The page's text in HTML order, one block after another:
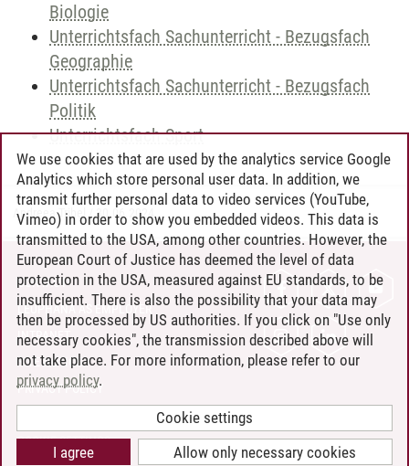
Biologie
Unterrichtsfach Sachunterricht - Bezugsfach
Geographie
Unterrichtsfach Sachunterricht - Bezugsfach
Politik
Unterrichtsfach Sport
Andreea Tribel 30.06.2024
CONTACT
LEUPHANA AS EMPLOYER
INTRANET
SITE NOTICE
PRIVACY POLICY
COOKIE SETTINGS
We use cookies that are used by the analytics service Google
Analytics which store personal user data. In addition, we
transmit further personal data to video services (YouTube,
Vimeo) in order to show you embedded videos. This data is
transmitted to the USA, among other countries. However, the
European Court of Justice has deemed the level of data
protection in the USA, measured against EU standards, to be
insufficient. There is also the possibility that your data may
then be processed by US authorities. If you click on "Use only
necessary cookies", the transmission described above will
not take place. For more information, please refer to our
privacy policy.
Cookie settings
Allow only necessary cookies
I agree